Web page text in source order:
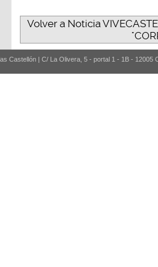
Volver a Noticia
Castellón | C/ La Olivera, 5 - portal 1 - 1B - 12005